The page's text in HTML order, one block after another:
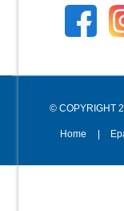
© COPYRIGHT
Home